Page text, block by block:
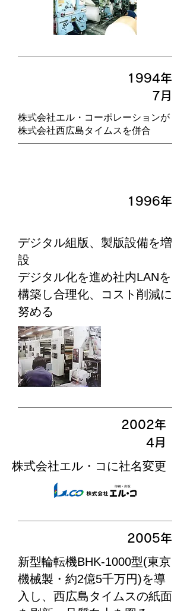
1994年
7月​
株式会社エル・コーポレーションが
株式会社西広島タイムスを併合
1996年
デジタル組版、製版設備を増
設
デジタル化を進め社内LANを
構築し合理化、コスト削減に
努める
2002年
​4月
​株式会社エル・コに社名変更
2005年
新型輪転機BHK-1000型(東京
機械製・約2億5千万円)を導
入し、西広島タイムスの紙面